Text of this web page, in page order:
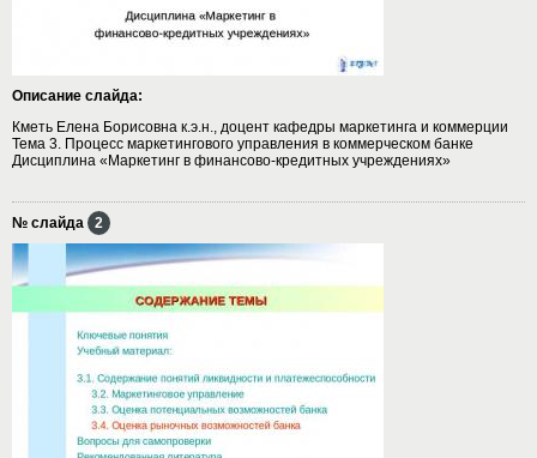
Описание слайда:
Кметь Елена Борисовна к.э.н., доцент кафедры маркетинга и коммерции
Тема 3. Процесс маркетингового управления в коммерческом банке
Дисциплина «Маркетинг в финансово-кредитных учреждениях»
№ слайда 2